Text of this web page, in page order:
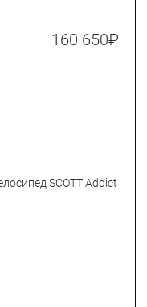
160 650₽